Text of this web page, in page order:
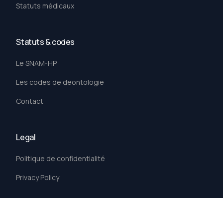
Statuts médicaux
Statuts & codes
Le SNAM-HP
Les codes de deontologie
Contact
Legal
Politique de confidentialité
Privacy Policy